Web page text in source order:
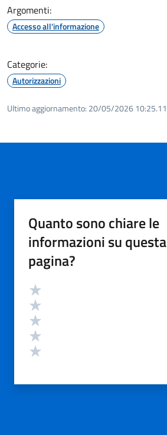
Argomenti:
Accesso all'informazione
Categorie:
Autorizzazioni
Ultimo aggiornamento: 20/05/2026 10:25.11
Quanto sono chiare le
informazioni su questa
pagina?
Valutazione